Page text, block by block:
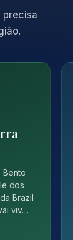
precisa
Bento
dos
Brazil
viv…